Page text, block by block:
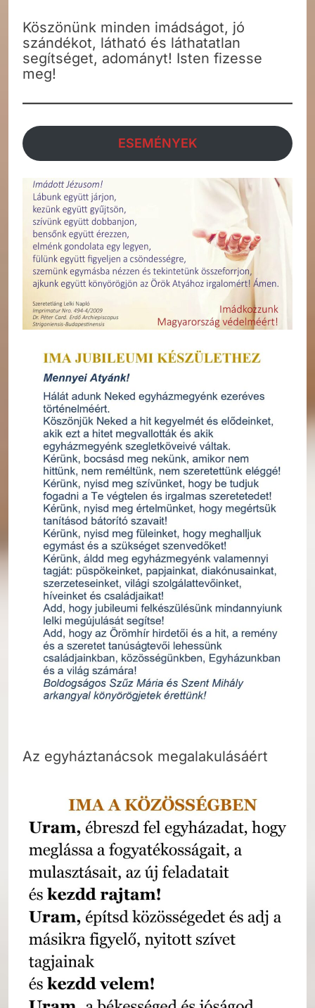
Köszönünk minden imádságot, jó
szándékot, látható és láthatatlan
segítséget, adományt! Isten fizesse
meg!
ESEMÉNYEK
Az egyháztanácsok megalakulásáért